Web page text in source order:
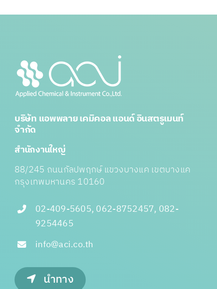
บริษัท แอพพลาย เคมิคอล แอนด์ อินสตรูเมนท์
จำกัด
สำนักงานใหญ่
88/245 ถนนกัลปพฤกษ์ แขวงบางแค เขตบางแค
กรุงเทพมหานคร 10160
02-409-5605, 062-8752457, 082-
9254465
info@aci.co.th
นำทาง